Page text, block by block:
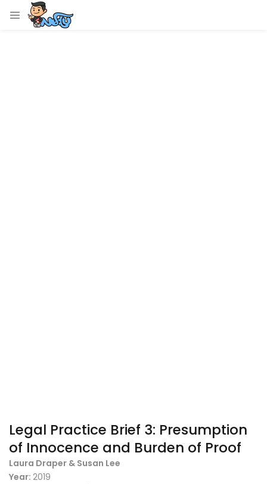
Legal Practice Brief 3: Presumption
of Innocence and Burden of Proof
Laura Draper & Susan Lee
Year: 2019
LOGIN